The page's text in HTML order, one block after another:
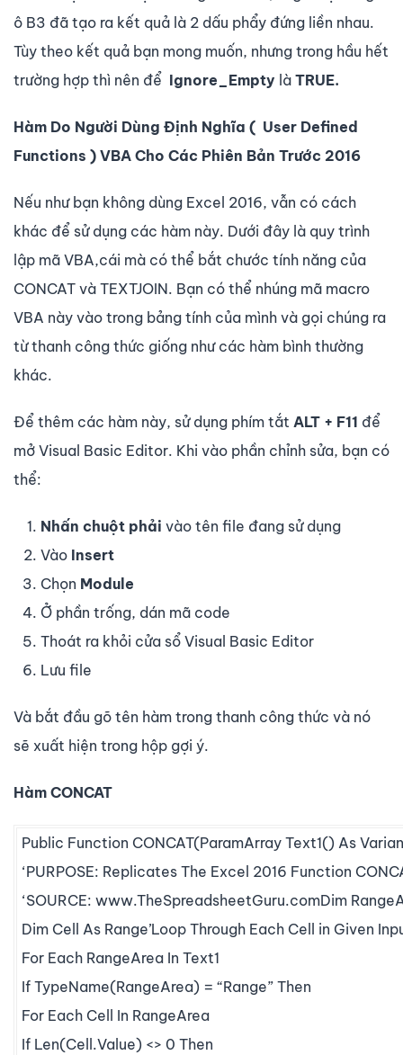
ô B3 đã tạo ra kết quả là 2 dấu phẩy đứng liền nhau.
Tùy theo kết quả bạn mong muốn, nhưng trong hầu hết
trường hợp thì nên để Ignore_Empty là TRUE.
Hàm Do Người Dùng Định Nghĩa ( User Defined
Functions ) VBA Cho Các Phiên Bản Trước 2016
Nếu như bạn không dùng Excel 2016, vẫn có cách
khác để sử dụng các hàm này. Dưới đây là quy trình
lập mã VBA,cái mà có thể bắt chước tính năng của
CONCAT và TEXTJOIN. Bạn có thể nhúng mã macro
VBA này vào trong bảng tính của mình và gọi chúng ra
từ thanh công thức giống như các hàm bình thường
khác.
Để thêm các hàm này, sử dụng phím tắt ALT + F11 để
mở Visual Basic Editor. Khi vào phần chỉnh sửa, bạn có
thể:
Nhấn chuột phải vào tên file đang sử dụng
Vào Insert
Chọn Module
Ở phần trống, dán mã code
Thoát ra khỏi cửa sổ Visual Basic Editor
Lưu file
Và bắt đầu gõ tên hàm trong thanh công thức và nó
sẽ xuất hiện trong hộp gợi ý.
Hàm CONCAT
Public Function CONCAT(ParamArray Text1() As
‘PURPOSE: Replicates The Excel 2016 Function
‘SOURCE: www.TheSpreadsheetGuru.comDim
Dim Cell As Range’Loop Through Each Cell in Given
For Each RangeArea In Text1
If TypeName(RangeArea) = “Range” Then
For Each Cell In RangeArea
If Len(Cell.Value) <> 0 Then